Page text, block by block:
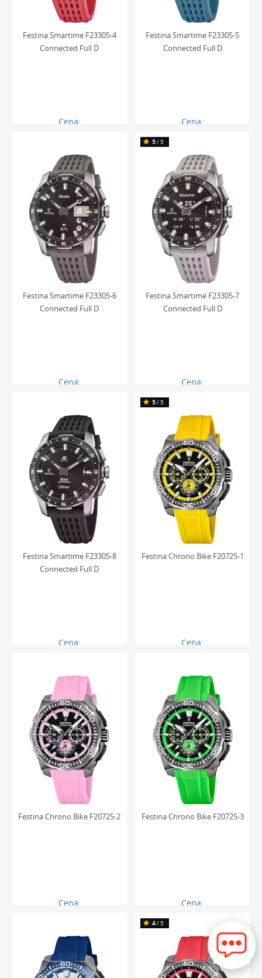
Festina Smartime F23305-4
Connected Full D
Cena:
Festina Smartime F23305-5
Connected Full D
Cena:
Festina Smartime F23305-6
Connected Full D
Cena:
Festina Smartime F23305-7
Connected Full D
Cena:
5/5
Festina Smartime F23305-8
Connected Full D
Cena:
Festina Chrono Bike F20725-1
Cena:
5/5
Festina Chrono Bike F20725-2
Cena:
Festina Chrono Bike F20725-3
Cena:
4/5